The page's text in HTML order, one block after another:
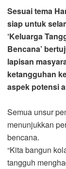
Sesuai tema
siap untuk
‘Keluarga
Bencana’
lapisan
ketangguhan
aspek potensi
Semua unsur
menunjukkan
bencana.
“Kita bangun
tangguh